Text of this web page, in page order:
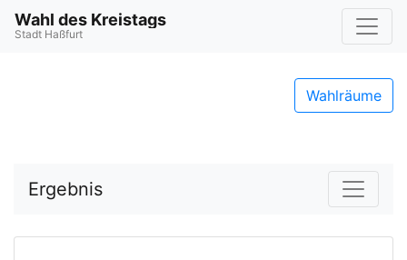
Wahl des Kreistags
Stadt Haßfurt
Wahlräume
Ergebnis